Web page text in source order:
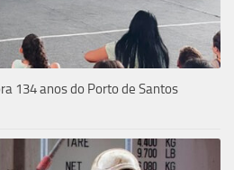
134 anos do Porto de Santos